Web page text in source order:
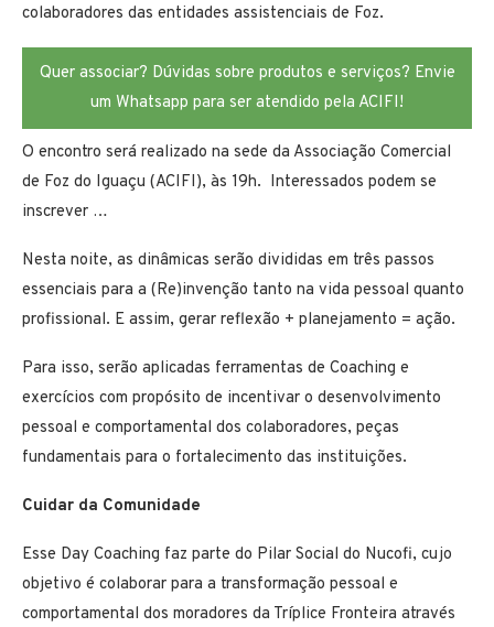
colaboradores das entidades assistenciais de Foz.
Quer associar? Dúvidas sobre produtos e serviços? Envie
um Whatsapp para ser atendido pela ACIFI!
O encontro será realizado na sede da Associação Comercial
de Foz do Iguaçu (ACIFI), às 19h. Interessados podem se
inscrever …
Nesta noite, as dinâmicas serão divididas em três passos
essenciais para a (Re)invenção tanto na vida pessoal quanto
profissional. E assim, gerar reflexão + planejamento = ação.
Para isso, serão aplicadas ferramentas de Coaching e
exercícios com propósito de incentivar o desenvolvimento
pessoal e comportamental dos colaboradores, peças
fundamentais para o fortalecimento das instituições.
Cuidar da Comunidade
Esse Day Coaching faz parte do Pilar Social do Nucofi, cujo
objetivo é colaborar para a transformação pessoal e
comportamental dos moradores da Tríplice Fronteira através